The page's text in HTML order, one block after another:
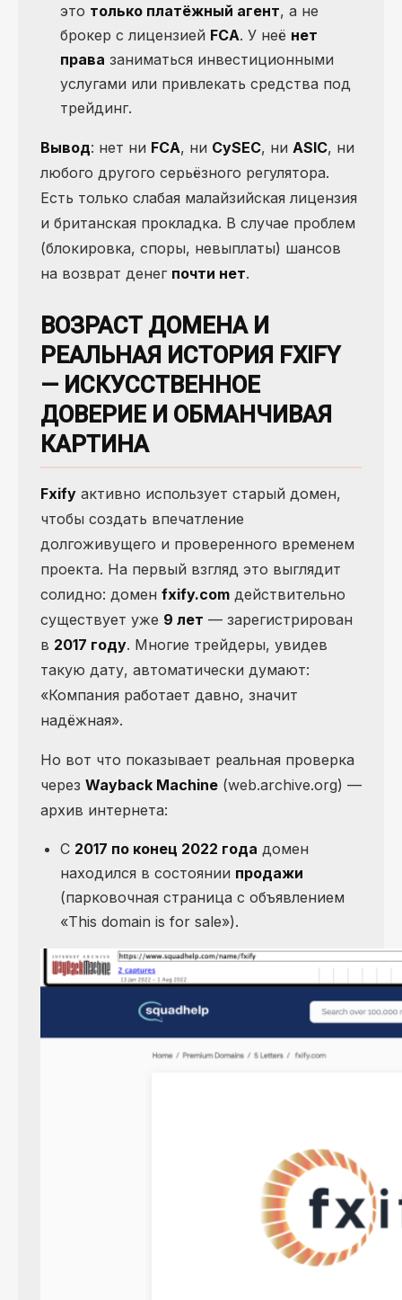
это только платёжный агент, а не
брокер с лицензией FCA. У неё нет
права заниматься инвестиционными
услугами или привлекать средства под
трейдинг.
Вывод: нет ни FCA, ни CySEC, ни ASIC, ни
любого другого серьёзного регулятора.
Есть только слабая малайзийская лицензия
и британская прокладка. В случае проблем
(блокировка, споры, невыплаты) шансов
на возврат денег почти нет.
ВОЗРАСТ ДОМЕНА И
РЕАЛЬНАЯ ИСТОРИЯ FXIFY
— ИСКУССТВЕННОЕ
ДОВЕРИЕ И ОБМАНЧИВАЯ
КАРТИНА
Fxify активно использует старый домен,
чтобы создать впечатление
долгоживущего и проверенного временем
проекта. На первый взгляд это выглядит
солидно: домен fxify.com действительно
существует уже 9 лет — зарегистрирован
в 2017 году. Многие трейдеры, увидев
такую дату, автоматически думают:
«Компания работает давно, значит
надёжная».
Но вот что показывает реальная проверка
через Wayback Machine (web.archive.org) —
архив интернета:
С 2017 по конец 2022 года домен
находился в состоянии продажи
(парковочная страница с объявлением
«This domain is for sale»).